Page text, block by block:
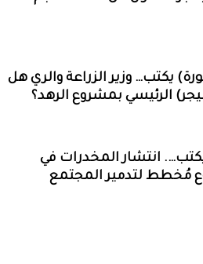
يكتب… وزير الزراعة والري هل
الرئيسي بمشروع الرهد؟
انتشار المخدرات في
مُخطط لتدمير المجتمع